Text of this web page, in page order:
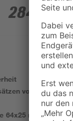
'5000/5' LCD
284 99
von 17 cm
64x25 mm bis